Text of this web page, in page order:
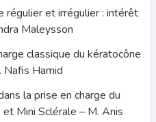
régulier et irrégulier : intérêt
Maleysson
classique du kératocône
Nafis Hamid
la prise en charge du
Mini Sclérale – M. Anis